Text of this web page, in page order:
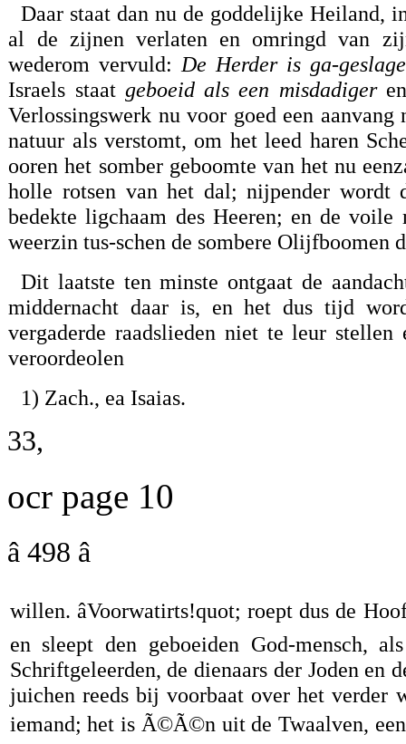
Daar staat dan nu de goddelijke Heiland,
al de zijnen verlaten en omringd van
wederom vervuld: De Herder is ga-
Israels staatgeboeid als een misdadigeren
Verlossingswerk nu voor goed een
natuur als verstomt, om het leed haren
ooren het somber geboomte van het nu
holle rotsen van het dal; nijpender wordt
bedekte ligchaam des Heeren; en de
weerzin tus-schen de sombere Olijfboomen
Dit laatste ten minste ontgaat de
middernacht daar is, en het dus tijd
vergaderde raadslieden niet te leur
veroordeolen
1) Zach., ea Isaias.
33,
ocr page 10
â 498 â
willen. âVoorwatirts!quot; roept dus de
en sleept den geboeiden God-mensch,
Schriftgeleerden, de dienaars der Joden en
juichen reeds bij voorbaat over het verder
iemand; het is Ã©Ã©n uit de Twaalven, een